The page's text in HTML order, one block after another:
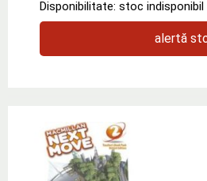
Disponibilitate: stoc indisponibil
alertă